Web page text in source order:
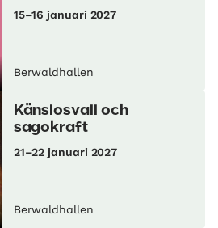
15–16 januari 2027
Berwaldhallen
Känslosvall och
sagokraft
21–22 januari 2027
Berwaldhallen